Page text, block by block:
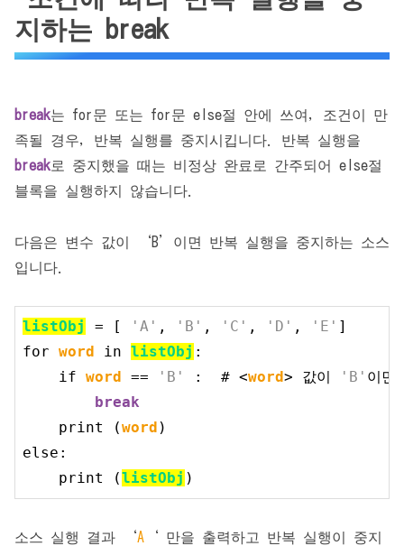
지하는 break
break는 for문 또는 for문 else절 안에 쓰여, 조건이 만
족될 경우, 반복 실행를 중지시킵니다. 반복 실행을
break로 중지했을 때는 비정상 완료로 간주되어 else절
블록을 실행하지 않습니다.
다음은 변수 값이 ‘B’이면 반복 실행을 중지하는 소스
입니다.
listObj = [ 'A' , 'B' , 'C' , 'D' , 'E'
for word in listObj :
if word == 'B' :  # <word> 값이 'B' 이면
break
print
(word
else :
print
(listObj )
소스 실행 결과 ‘A ‘ 만을 출력하고 반복 실행이 중지